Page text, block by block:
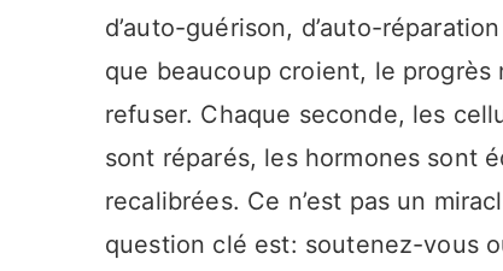
d’auto-guérison, d’auto-
que beaucoup croient, le progrès
refuser. Chaque seconde, les
sont réparés, les hormones sont
recalibrées. Ce n’est pas un
question clé est: soutenez-vous